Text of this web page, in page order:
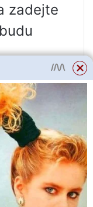
zadejte
3
sázeli,
1 m“).
vás na